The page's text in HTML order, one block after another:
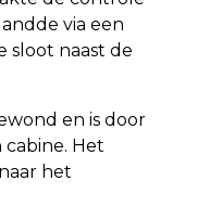
via een
sloot naast de
en is door
Het
het